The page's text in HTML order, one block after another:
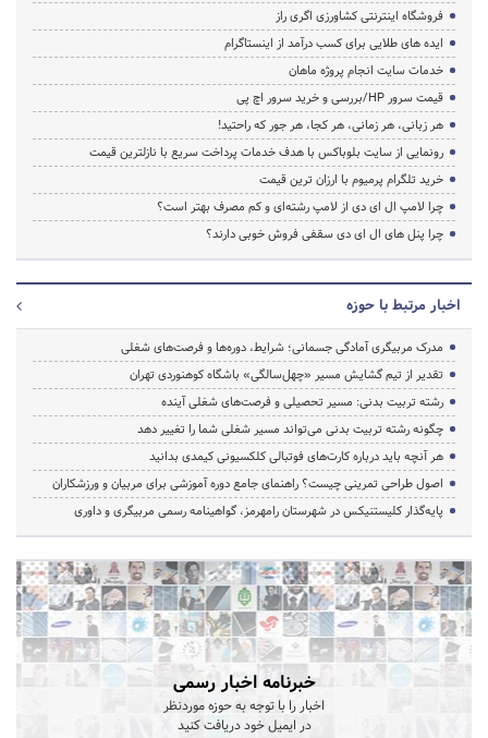
فروشگاه اینترنتی کشاورزی اگری راز
ایده های طلایی برای کسب درآمد از اینستاگرام
خدمات سایت انجام پروژه ماهان
قیمت سرور HP/بررسی و خرید سرور اچ پی
هر زبانی، هر زمانی، هر کجا، هر جور که راحتید!
رونمایی از سایت بلوباکس با هدف خدمات پرداخت سریع با نازلترین قیمت
خرید تلگرام پرمیوم با ارزان ترین قیمت
چرا لامپ ال ای دی از لامپ رشته‌ای و کم مصرف بهتر است؟
چرا پنل های ال ای دی سقفی فروش خوبی دارند؟
اخبار مرتبط با حوزه
مدرک مربیگری آمادگی جسمانی؛ شرایط، دوره‌ها و فرصت‌های شغلی
تقدیر از تیم گشایش مسیر «چهل‌سالگی» باشگاه کوهنوردی تهران
رشته تربیت بدنی: مسیر تحصیلی و فرصت‌های شغلی آینده
چگونه رشته تربیت بدنی می‌تواند مسیر شغلی شما را تغییر دهد
هر آنچه باید درباره کارت‌های فوتبالی کلکسیونی کیمدی بدانید
اصول طراحی تمرینی چیست؟ راهنمای جامع دوره آموزشی برای مربیان و ورزشکاران
پایه‌گذار کلیستنیکس در شهرستان رامهرمز، گواهینامه رسمی مربیگری و داوری
خبرنامه اخبار رسمی
اخبار را با توجه به حوزه موردنظر
در ایمیل خود دریافت کنید